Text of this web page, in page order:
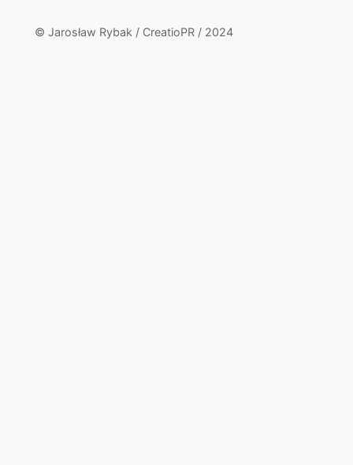
© Jarosław Rybak / CreatioPR / 2024